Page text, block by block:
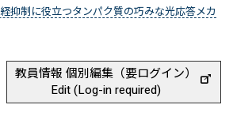
抑制に役立つタンパク質の巧みな光応答メカ
教員情報 個別編集（要ログイン）
Edit (Log-in required)